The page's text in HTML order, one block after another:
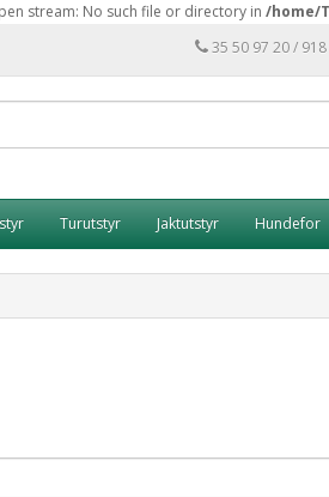
stream: No such file or directory in /home/
35 50 97 20 /
Turutstyr Jaktutstyr Hundefor